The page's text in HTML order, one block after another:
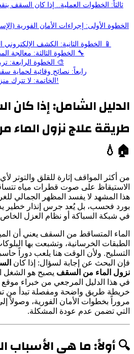
الخطوة الأولى: إجراءات الأمان الفورية
الخطوة الثانية: الكشف الإلكتروني الدقيق (بدون تكسير) 📱
الخطوة الثالثة: معالجة المصدر (العلاج الجذري) 🔧
الخطوة الرابعة: ترميم السقف المتضرر 🎨
💡 رابعاً: نصائح وقائية
🏁 الخاتمة: لا تترك منزلك فريسة للمياه!
الدليل الشامل: إذا
طريقة علاج نزول الماء
🏠💧
من أكثر المواقف إثارة للقلق والتوتر
الاستيقاظ على صوت قطرات مياه
هذا المشهد لا يفسد المظهر الجمالي
بورد فحسب، بل يُعد جرس إنذار خطير
في شبكة السباكة أو نظام العزل الخاص
الماء المتساقط من السقف يعني أن
الطبقات الخرسانية، وتشبعت بها
التسليح. ولأن الوقت هنا يلعب دوراً
فإن البحث عن إجابة لسؤال: إذا كان
نزول الماء من السقف يصبح هو الشغل
في هذا الدليل المرجعي من خبراء موقع
خريطة طريق واضحة ومفصلة تبدأ من
مروراً بخطوات الأمان الفورية، وصولاً
التي تضمن عدم عودة المشكلة.
🔍 أولاً: ما هي الأسباب